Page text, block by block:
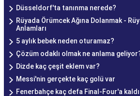
Düsseldorf'ta tanınma nerede?
Rüyada Örümcek Ağına Dolanmak -
Anlamları
5 aylık bebek neden oturamaz?
Çözüm odaklı olmak ne anlama
Dizde kaç çeşit eklem var?
Messi'nin gerçekte kaç golü var
Fenerbahçe kaç defa Final-Four'a kaldı